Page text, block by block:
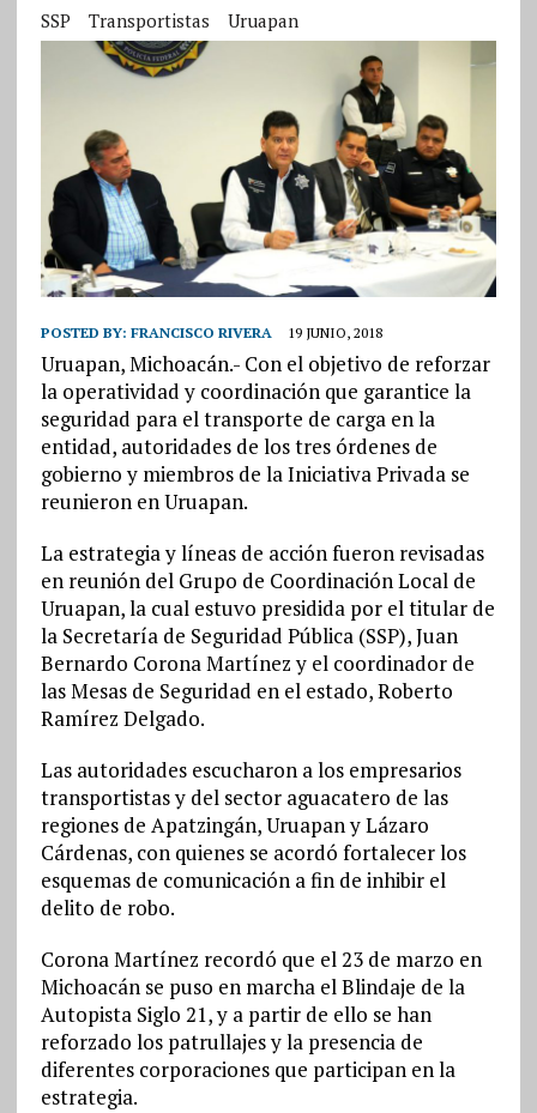
SSP
Transportistas Uruapan
POSTED BY: FRANCISCO RIVERA 19 JUNIO, 2018
Uruapan, Michoacán.- Con el objetivo de reforzar
la operatividad y coordinación que garantice la
seguridad para el transporte de carga en la
entidad, autoridades de los tres órdenes de
gobierno y miembros de la Iniciativa Privada se
reunieron en Uruapan.
La estrategia y líneas de acción fueron revisadas
en reunión del Grupo de Coordinación Local de
Uruapan, la cual estuvo presidida por el titular de
la Secretaría de Seguridad Pública (SSP), Juan
Bernardo Corona Martínez y el coordinador de
las Mesas de Seguridad en el estado, Roberto
Ramírez Delgado.
Las autoridades escucharon a los empresarios
transportistas y del sector aguacatero de las
regiones de Apatzingán, Uruapan y Lázaro
Cárdenas, con quienes se acordó fortalecer los
esquemas de comunicación a fin de inhibir el
delito de robo.
Corona Martínez recordó que el 23 de marzo en
Michoacán se puso en marcha el Blindaje de la
Autopista Siglo 21, y a partir de ello se han
reforzado los patrullajes y la presencia de
diferentes corporaciones que participan en la
estrategia.